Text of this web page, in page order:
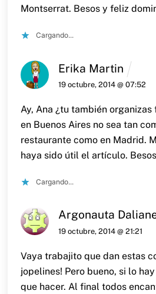
Montserrat. Besos y feliz
Cargando...
Erika Martin
19 octubre, 2014 @ 07:52
Ay, Ana ¿tu también organizas
en Buenos Aires no sea tan
restaurante como en Madrid.
haya sido útil el artículo.
Cargando...
Argonauta
19 octubre, 2014 @ 21:21
Vaya trabajito que dan estas
jopelines! Pero bueno, si lo
que hacer. Al final todos